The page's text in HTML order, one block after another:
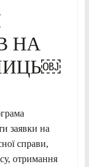
НА
заявки на
справи,
отримання